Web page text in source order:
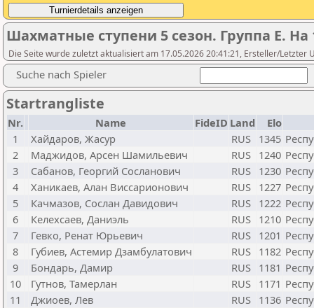
Шахматные ступени 5 сезон. Группа Е.
Die Seite wurde zuletzt aktualisiert am 17.05.2026 20:41:21, Ersteller/Letzter
Suche nach Spieler
Startrangliste
Nr. Name FideID Land
Elo
1
Хайдаров, Жасур RUS 1345
2
Маджидов, Арсен Шамильевич RUS 1240
3
Сабанов, Георгий Сосланович RUS 1230
4
Ханикаев, Алан Виссарионович RUS 1227
5
Качмазов, Сослан Давидович RUS 1222
6
Келехсаев, Даниэль RUS 1210
7
Гевко, Ренат Юрьевич RUS 1201
8
Губиев, Астемир Дзамбулатович RUS 1182
9
Бондарь, Дамир RUS 1181
10
Гутнов, Тамерлан RUS 1171
11
Джиоев, Лев RUS 1136